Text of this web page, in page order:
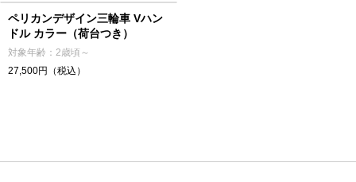
ペリカンデザイン三輪車 Vハン
ドル カラー（荷台つき）
対象年齢：2歳頃～
27,500円（税込）